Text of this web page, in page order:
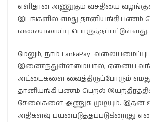
எளிதான அணுகும் வசதியை
இடங்களில் எமது தானியங்கி பணம்
வலையமைப்பு பொருத்தப்பட்டுள்ளது.
மேலும், நாம் LankaPay
இணைந்துள்ளமையால், ஏனைய
அட்டைகளை வைத்திருப்போரும் எமது
தானியங்கி பணம் பெறல்
சேவைகளை அணுக முடியும். இதன்
அதிகளவு பயன்படுத்தப்படுகின்றது